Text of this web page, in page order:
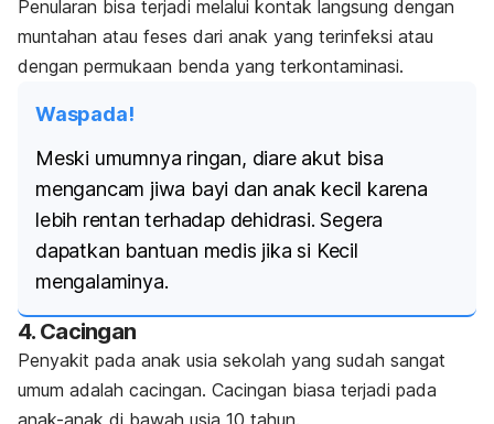
Penularan bisa terjadi melalui kontak langsung dengan
muntahan atau feses dari anak yang terinfeksi atau
dengan permukaan benda yang terkontaminasi.
Waspada!
Meski umumnya ringan, diare akut bisa
mengancam jiwa bayi dan anak kecil karena
lebih rentan terhadap dehidrasi. Segera
dapatkan bantuan medis jika si Kecil
mengalaminya.
4. Cacingan
Penyakit pada anak usia sekolah yang sudah sangat
umum adalah cacingan. Cacingan biasa terjadi pada